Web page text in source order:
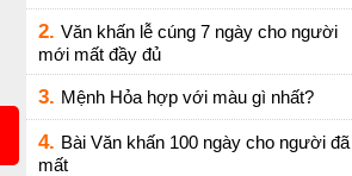
2. Văn khấn lễ cúng 7 ngày cho người
mới mất đầy đủ
3. Mệnh Hỏa hợp với màu gì nhất?
4. Bài Văn khấn 100 ngày cho người đã
mất